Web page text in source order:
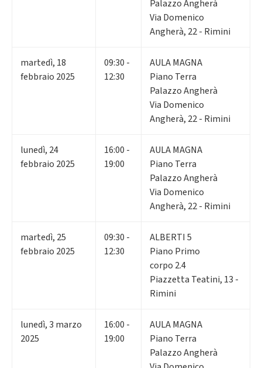
Palazzo Angherà
Via Domenico
Angherà, 22 - Rimini
martedì, 18
febbraio 2025
09:30 -
12:30
AULA MAGNA
Piano Terra
Palazzo Angherà
Via Domenico
Angherà, 22 - Rimini
lunedì, 24
febbraio 2025
16:00 -
19:00
AULA MAGNA
Piano Terra
Palazzo Angherà
Via Domenico
Angherà, 22 - Rimini
martedì, 25
febbraio 2025
09:30 -
12:30
ALBERTI 5
Piano Primo
corpo 2.4
Piazzetta Teatini, 13 -
Rimini
lunedì,3 marzo
2025
16:00 -
19:00
AULA MAGNA
Piano Terra
Palazzo Angherà